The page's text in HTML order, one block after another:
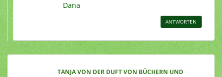
Dana
ANTWORTEN
TANJA VON DER DUFT VON BÜCHERN UND